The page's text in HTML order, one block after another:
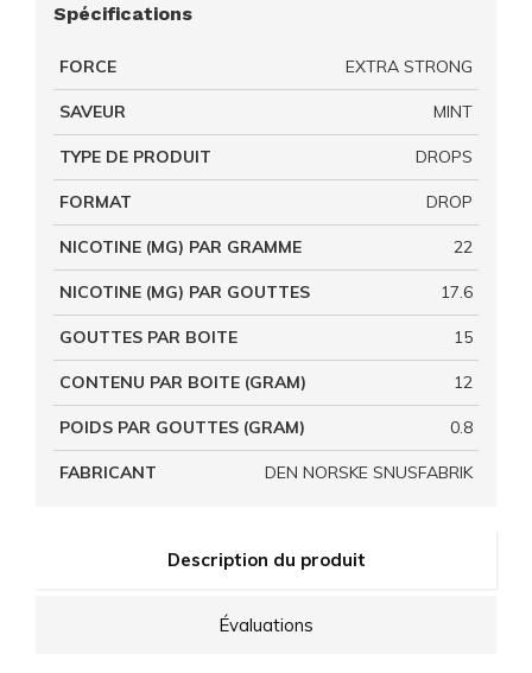
Description du produit
Évaluations
Spécifications
FORCE EXTRA STRONG
SAVEUR MINT
TYPE DE PRODUIT DROPS
FORMAT DROP
NICOTINE (MG) PAR GRAMME 22
NICOTINE (MG) PAR GOUTTES 17.6
GOUTTES PAR BOITE 15
CONTENU PAR BOITE (GRAM) 12
POIDS PAR GOUTTES (GRAM) 0.8
FABRICANT DEN NORSKE SNUSFABRIK